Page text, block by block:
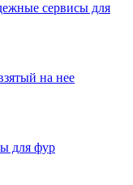
сервисы для
на нее
для фур